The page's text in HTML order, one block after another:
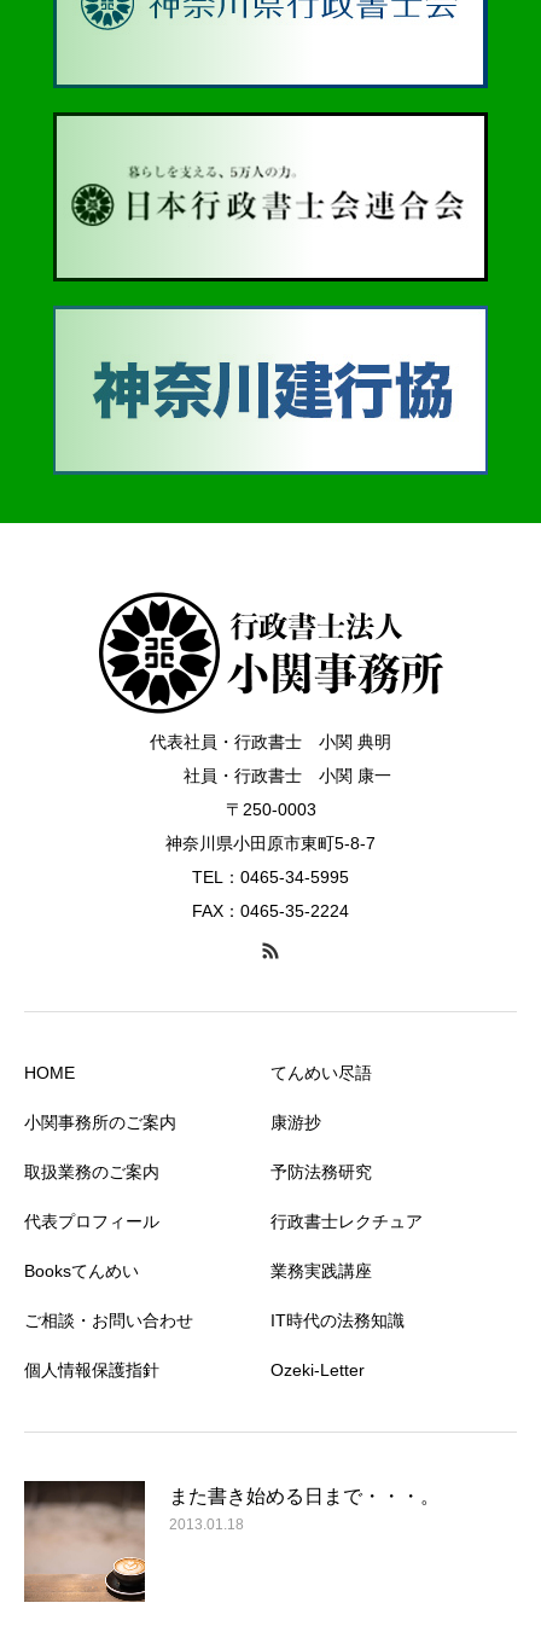
代表社員・行政書士 小関 典明
社員・行政書士 小関 康一
〒250-0003
神奈川県小田原市東町5-8-7
TEL：0465-34-5995
FAX：0465-35-2224
HOME
小関事務所のご案内
取扱業務のご案内
代表プロフィール
Booksてんめい
ご相談・お問い合わせ
個人情報保護指針
てんめい尽語
康游抄
予防法務研究
行政書士レクチュア
業務実践講座
IT時代の法務知識
Ozeki-Letter
また書き始める日まで・・・。
2013.01.18